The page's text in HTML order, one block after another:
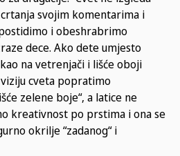
svojim komentarima i
i obeshrabrimo
dece. Ako dete umjesto
na vetrenjači i lišće oboji
cveta popratimo
zelene boje“, a latice ne
kreativnost po prstima i ona se
okrilje “zadanog“ i